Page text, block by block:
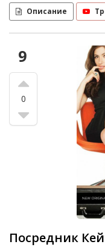
Описание
9
0
Посредник